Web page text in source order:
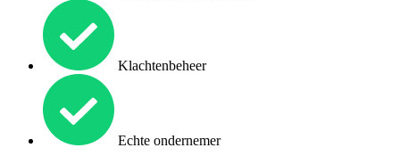
Klachtenbeheer
Echte ondernemer